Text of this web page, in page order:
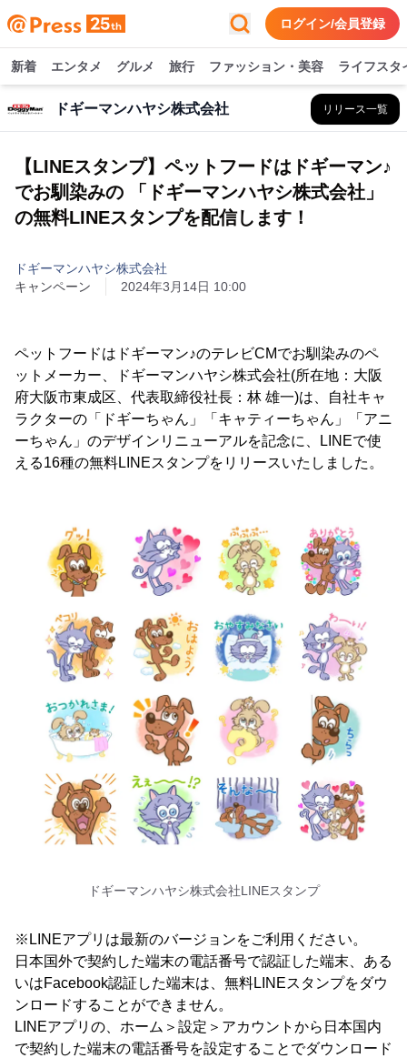
ログイン/会員登録
新着 エンタメ グルメ 旅行 ファッション・美容 ライフスタ
ドギーマンハヤシ株式会社 リリース一覧
【LINEスタンプ】ペットフードはドギーマン♪
でお馴染みの 「ドギーマンハヤシ株式会社」
の無料LINEスタンプを配信します！
ドギーマンハヤシ株式会社
キャンペーン
2024年3月14日 10:00
ペットフードはドギーマン♪のテレビCMでお馴染みのペ
ットメーカー、ドギーマンハヤシ株式会社(所在地：大阪
府大阪市東成区、代表取締役社長：林 雄一)は、自社キャ
ラクターの「ドギーちゃん」「キャティーちゃん」「アニ
ーちゃん」のデザインリニューアルを記念に、LINEで使
える16種の無料LINEスタンプをリリースいたしました。
ドギーマンハヤシ株式会社LINEスタンプ
※LINEアプリは最新のバージョンをご利用ください。
日本国外で契約した端末の電話番号で認証した端末、ある
いはFacebook認証した端末は、無料LINEスタンプをダウ
ンロードすることができません。
LINEアプリの、ホーム＞設定＞アカウントから日本国内
で契約した端末の電話番号を設定することでダウンロード